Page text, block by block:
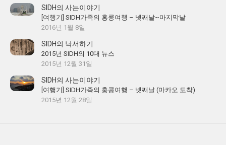
SIDH의 사는이야기
[여행기] SIDH가족의 홍콩여행 – 넷째날~마지막날
2016년 1월 8일
SIDH의 낙서하기
2015년 SIDH의 10대 뉴스
2015년 12월 31일
SIDH의 사는이야기
[여행기] SIDH가족의 홍콩여행 – 넷째날 (마카오 도착)
2015년 12월 28일